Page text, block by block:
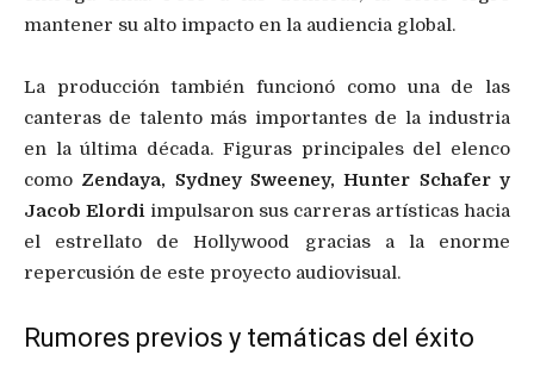
mantener su alto impacto en la audiencia global.
La producción también funcionó como una de las
canteras de talento más importantes de la industria
en la última década. Figuras principales del elenco
como Zendaya, Sydney Sweeney, Hunter Schafer y
Jacob Elordi impulsaron sus carreras artísticas hacia
el estrellato de Hollywood gracias a la enorme
repercusión de este proyecto audiovisual.
Rumores previos y temáticas del éxito